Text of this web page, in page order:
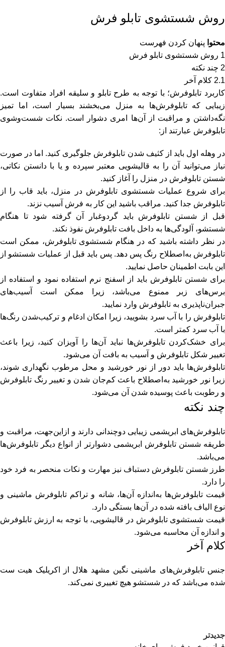
روش شستشوی تابلو فرش
محتوا پنهان کردن فهرست
1 روش شستشوی تابلو فرش
2 چند نکته
2.1 کلام آخر
کاربرد تابلوفرش‌؛ با توجه به طرح تابلو و سلیقه افراد متفاوت است.
زیبایی که تابلوفرش‌ها به منزل می‌بخشند بسیار است، اما تمیز
نگه‌داشتن و مراقبت از آن‌ها امری دشوار است. نکات شست‌وشوی
تابلوفرش عبارتند از:
در وهله اول باید از کثیف شدن تابلوفرش جلوگیری کنید. اما در صورت
نیاز می‌توانید آن را به قالیشویی معتبر سپرده و یا با دانستن نکاتی،
شستن تابلوفرش در منزل را آغاز کنید.
برای شروع عملیات شستشوی تابلوفرش در منزل، باید قاب را از
تابلوفرش جدا کنید. مراقب باشید این کار به فرش آسیب نزند.
قبل از شستن تابلوفرش باید گردوغبار آن گرفته شود تا هنگام
شستشو، آلودگی‌ها به داخل بافت تابلوفرش نفوذ نکند.
در نظر داشته باشید که در هنگام شستشوی تابلوفرش، ممکن است
تابلوفرش به‌اصطلاح رنگ پس دهد. پس باید قبل از عملیات شستشو از
این بابت اطمینان حاصل نمایید.
برای شستن تابلوفرش باید از اسفنج نرم استفاده نمود و استفاده از
برس‌های زبر ممنوع می‌باشد، زیرا ممکن است آسیب‌های
جبران‌ناپذیری به تابلوفرش وارد نمایید.
تابلوفرش را با آب سرد بشویید، زیرا امکان ادغام و ترکیب‌شدن رنگ‌ها
با آب سرد کمتر است.
برای خشک‌کردن تابلوفرش‌ها نباید آن‌ها را آویزان کنید، زیرا باعث
تغییر شکل تابلوفرش و آسیب به بافت آن می‌شود.
تابلوفرش‌ها باید دور از نور خورشید و محل مرطوب نگهداری شوند،
زیرا نور خورشید به‌اصطلاح باعث کم‌جان شدن و تغییر رنگ تابلوفرش
و رطوبت باعث پوسیده شدن آن می‌شود.
چند نکته
تابلوفرش‌های ابریشمی زیبایی دوچندانی دارند و ازاین‌جهت، مراقبت و
طریقه شستن تابلوفرش ابریشمی دشوارتر از انواع دیگر تابلوفرش‌ها
می‌باشد.
طرز شستن تابلوفرش دستباف نیز مهارت و نکات منحصر به فرد خود
را دارد.
قیمت تابلوفرش‌ها به‌اندازه آن‌ها، شانه و تراکم تابلوفرش ماشینی و
نوع الیاف بافته شده در آن‌ها بستگی دارد.
قیمت شستشوی تابلوفرش در قالیشویی، با توجه به ارزش تابلوفرش
و اندازه آن محاسبه می‌شود.
کلام آخر
جنس تابلوفرش‌های ماشینی نگین مشهد هلال از اکریلیک هیت ست
شده می‌باشد که در شستشو هیچ تغییری نمی‌کند.
جدیدتر